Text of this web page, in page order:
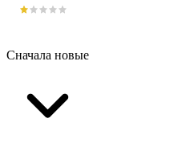
Сначала новые